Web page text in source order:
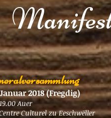
2018 (Fregdig)
Auer
Culturel zu Eeschwëller